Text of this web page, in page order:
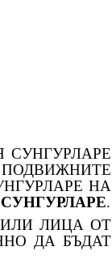
НА
СУНГУРЛАРЕ.
ЛИЦА ОТ
ДА БЪДАТ